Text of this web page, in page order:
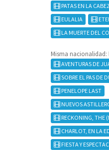
PATAS EN LA
EULALIA
LA MUERTE DEL
Misma nacionalidad:
AVENTURAS DE
SOBRE EL PAS DE
PENELOPE LAST
NUEVOS
RECKONING, THE
CHARLOT, EN LA
FIESTA Y